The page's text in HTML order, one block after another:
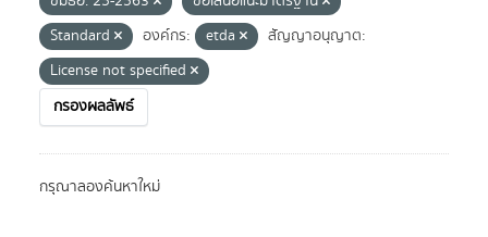
Standard
องค์กร: etda
สัญญาอนุญาต:
License not specified
กรองผลลัพธ์
กรุณาลองค้นหาใหม่